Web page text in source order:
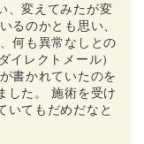
、変えてみたが変
るのかとも思い、
何も異常なしとの
イレクトメール）
書かれていたのを
した。施術を受け
いてもだめだなと